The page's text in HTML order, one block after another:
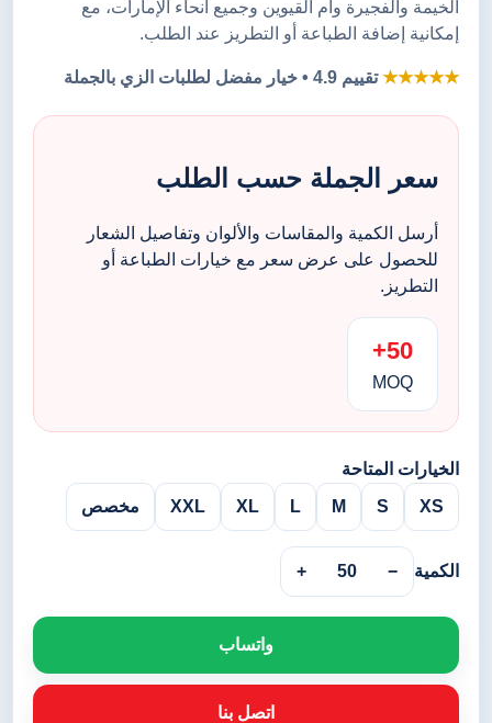
الخيمة والفجيرة وأم القيوين وجميع أنحاء الإمارات، مع
إمكانية إضافة الطباعة أو التطريز عند الطلب.
★★★★★تقييم 4.9 • خيار مفضل لطلبات الزي بالجملة
سعر الجملة حسب الطلب
أرسل الكمية والمقاسات والألوان وتفاصيل الشعار
للحصول على عرض سعر مع خيارات الطباعة أو
التطريز.
50+
MOQ
الخيارات المتاحة
XS
S
M
L
XL
XXL مخصص
الكمية −
50
+
واتساب
اتصل بنا